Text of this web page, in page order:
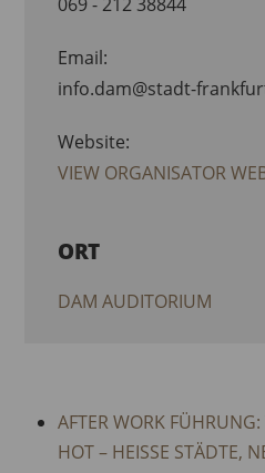
ORT
DAM AUDITORIUM
Email:
info.dam@stadt-
Website:
VIEW ORGANISATOR
AFTER WORK
HOT – HEISSE STÄDTE,